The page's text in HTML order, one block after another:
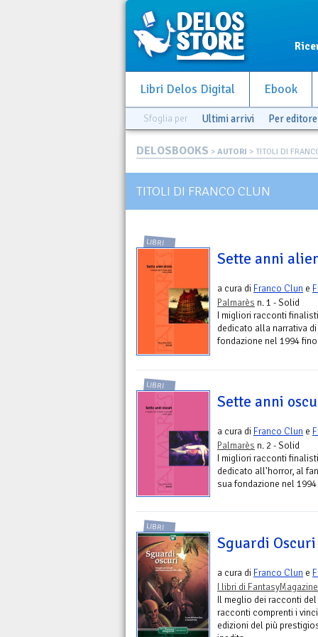
Libri Delos Digital Ebook
Sfoglia per Ultimi arrivi Per editore
DELOSBOOKS > AUTORI > TITOLI DI
TITOLI DI FRANCO CLUN
LIBRI
Sette anni
a cura di Franco Clun e
Palmarès n. 1 - Solid
I migliori racconti
dedicato alla narrativa
fondazione nel 1994
LIBRI
Sette anni
a cura di Franco Clun e
Palmarès n. 2 - Solid
I migliori racconti
dedicato all'horror, al
sua fondazione nel
LIBRI
Sguardi Oscuri
a cura di Franco Clun e
I libri di FantasyMagazine
Il meglio dei racconti
racconti comprenti i
edizioni del più